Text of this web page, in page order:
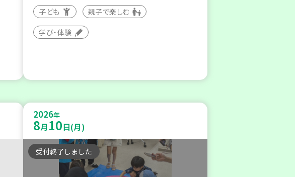
子ども 親子で楽しむ
学び・体験
2026年
8月 10日(月)
受付終了しました